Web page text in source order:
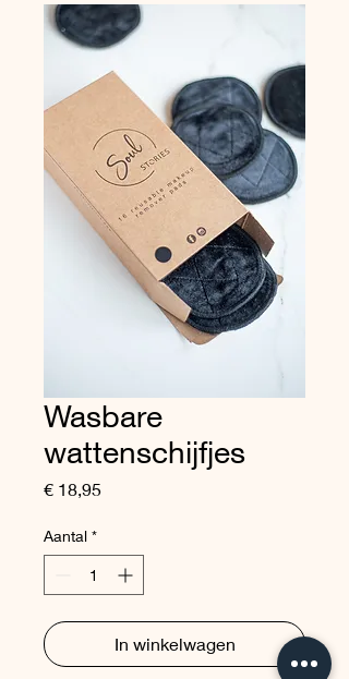
Wasbare
wattenschijfjes
€ 18,95Prijs
Aantal *
In winkelwagen